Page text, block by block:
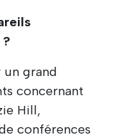
grand
concernant
Hill,
conférences